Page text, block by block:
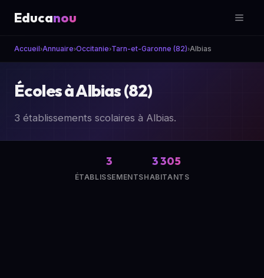
Educanou
Accueil›Annuaire›Occitanie›Tarn-et-Garonne (82)›Albias
Écoles à Albias (82)
3 établissements scolaires à Albias.
3
ÉTABLISSEMENTS
3 305
HABITANTS